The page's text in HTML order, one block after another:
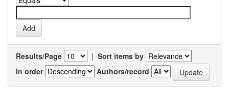
Results/Page | Sort items by
In order
Authors/record